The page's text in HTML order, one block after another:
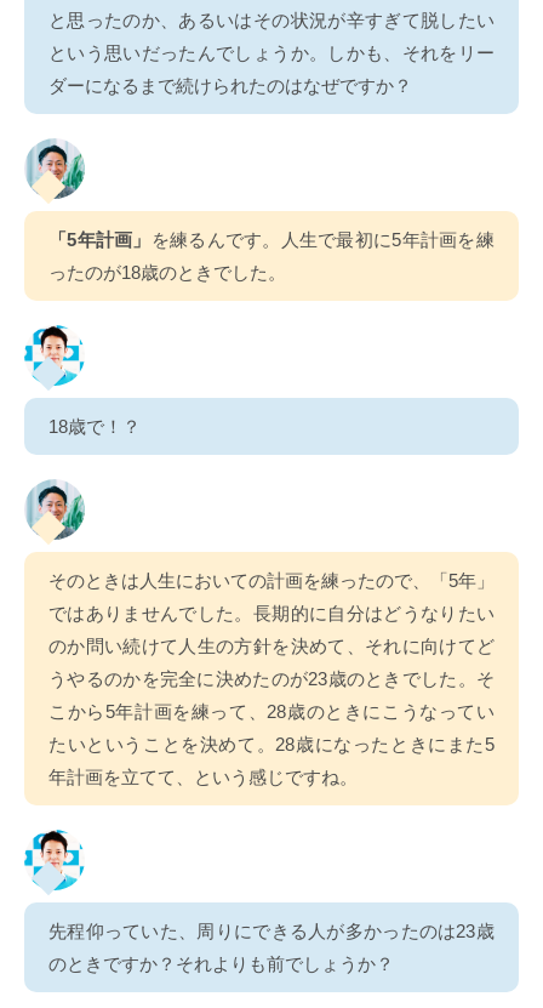
と思ったのか、あるいはその状況が辛すぎて脱したい
という思いだったんでしょうか。しかも、それをリー
ダーになるまで続けられたのはなぜですか？
「5年計画」
を練るんです。人生で最初に5年計画を練
ったのが18歳のときでした。
18歳で！？
そのときは人生においての計画を練ったので、「5年」
ではありませんでした。長期的に自分はどうなりたい
のか問い続けて人生の方針を決めて、それに向けてど
うやるのかを完全に決めたのが23歳のときでした。そ
こから5年計画を練って、28歳のときにこうなってい
たいということを決めて。28歳になったときにまた5
年計画を立てて、という感じですね。
先程仰っていた、周りにできる人が多かったのは23歳
のときですか？それよりも前でしょうか？